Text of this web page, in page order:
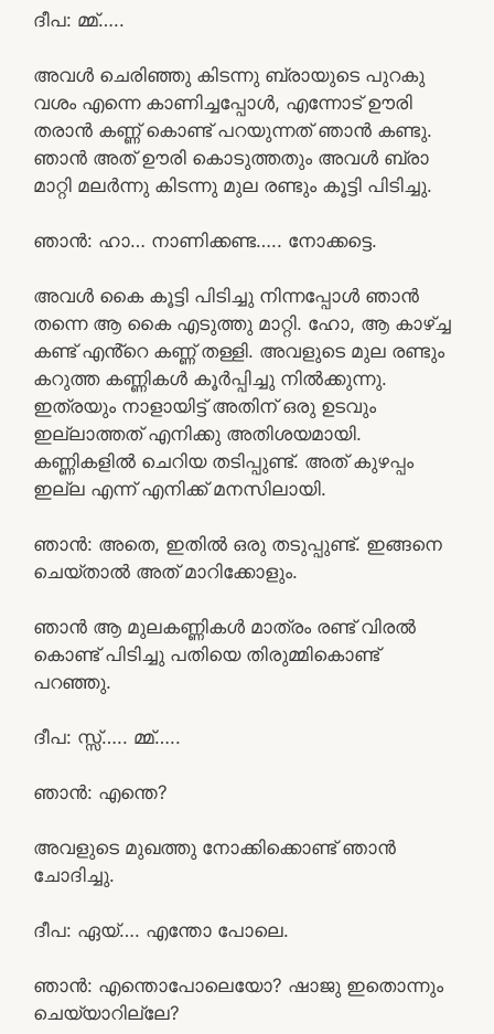
ദീപ: മ്മ്…..
അവൾ ചെരിഞ്ഞു കിടന്നു ബ്രായുടെ പുറകു
വശം എന്നെ കാണിച്ചപ്പോൾ, എന്നോട് ഊരി
തരാൻ കണ്ണ് കൊണ്ട് പറയുന്നത് ഞാൻ കണ്ടു.
ഞാൻ അത് ഊരി കൊടുത്തതും അവൾ ബ്രാ
മാറ്റി മലർന്നു കിടന്നു മുല രണ്ടും കൂട്ടി പിടിച്ചു.
ഞാൻ: ഹാ… നാണിക്കണ്ട….. നോക്കട്ടെ.
അവൾ കൈ കൂട്ടി പിടിച്ചു നിന്നപ്പോൾ ഞാൻ
തന്നെ ആ കൈ എടുത്തു മാറ്റി. ഹോ, ആ കാഴ്ച്ച
കണ്ട് എൻ്റെ കണ്ണ് തള്ളി. അവളുടെ മുല രണ്ടും
കറുത്ത കണ്ണികൾ കൂർപ്പിച്ചു നിൽക്കുന്നു.
ഇത്രയും നാളായിട്ട് അതിന് ഒരു ഉടവും
ഇല്ലാത്തത് എനിക്കു അതിശയമായി.
കണ്ണികളിൽ ചെറിയ തടിപ്പുണ്ട്. അത് കുഴപ്പം
ഇല്ല എന്ന് എനിക്ക് മനസിലായി.
ഞാൻ: അതെ, ഇതിൽ ഒരു തടുപ്പുണ്ട്. ഇങ്ങനെ
ചെയ്താൽ അത് മാറിക്കോളും.
ഞാൻ ആ മുലകണ്ണികൾ മാത്രം രണ്ട് വിരൽ
കൊണ്ട് പിടിച്ചു പതിയെ തിരുമ്മികൊണ്ട്
പറഞ്ഞു.
ദീപ: സ്സ്‌….. മ്മ്…..
ഞാൻ: എന്തെ?
അവളുടെ മുഖത്തു നോക്കിക്കൊണ്ട് ഞാൻ
ചോദിച്ചു.
ദീപ: ഏയ്…. എന്തോ പോലെ.
ഞാൻ: എന്തൊപോലെയോ? ഷാജു ഇതൊന്നും
ചെയ്യാറില്ലേ?